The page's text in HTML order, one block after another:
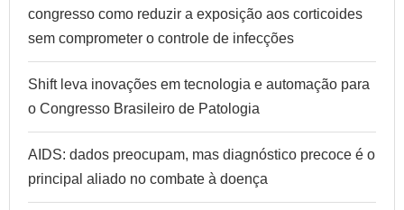
congresso como reduzir a exposição aos corticoides
sem comprometer o controle de infecções
Shift leva inovações em tecnologia e automação para
o Congresso Brasileiro de Patologia
AIDS: dados preocupam, mas diagnóstico precoce é o
principal aliado no combate à doença